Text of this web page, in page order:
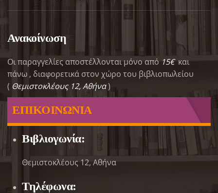
Ανακοίνωση
Οι παραγγελίες αποστέλλονται μόνο από 15€και
πάνω , διαφορετικά στον χώρο του βιβλιοπωλείου
( Θεμιστοκλέους 12, Αθήνα)
ΕΠΙΚΟΙΝΩΝΙΑ
Βιβλιογωνία:
Θεμιστοκλέους 12, Αθήνα
Τηλέφωνα: